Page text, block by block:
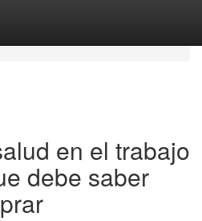
en el trabajo
debe saber